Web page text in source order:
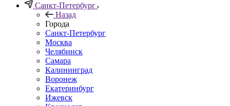
Санкт-Петербург
Назад
Города
Санкт-Петербург
Москва
Челябинск
Самара
Калининград
Воронеж
Екатеринбург
Ижевск